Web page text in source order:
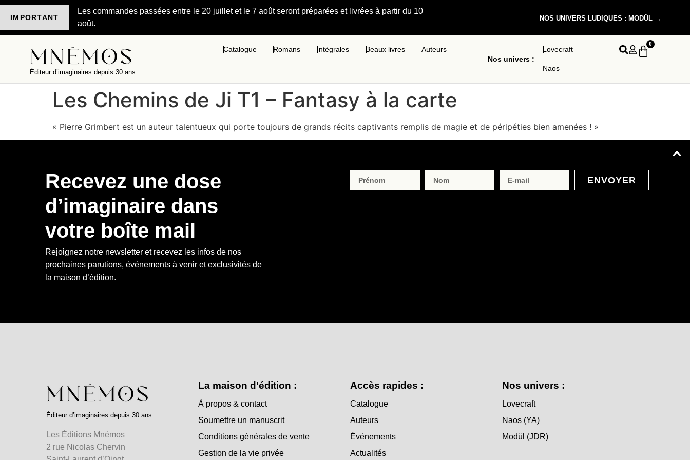
IMPORTANT
Les commandes passées entre le 20 juillet et le 7 août seront préparées et livrées à partir du 10
août.
NOS UNIVERS LUDIQUES : MODÜL →
Éditeur d’imaginaires depuis 30 ans
Catalogue Romans Intégrales Beaux livres
Auteurs
Nos univers :
Lovecraft
Naos
0
Les Chemins de Ji T1 – Fantasy à la carte
« Pierre Grimbert est un auteur talentueux qui porte toujours de grands récits captivants remplis de magie et de péripéties bien amenées ! »
Recevez une dose
d’imaginaire dans
votre boîte mail
Rejoignez notre newsletter et recevez les infos de nos
prochaines parutions, événements à venir et exclusivités de
la maison d’édition.
ENVOYER
Éditeur d’imaginaires depuis 30 ans
Les Éditions Mnémos
2 rue Nicolas Chervin
La maison d'édition :
À propos & contact
Soumettre un manuscrit
Conditions générales de vente
Gestion de la vie privée
Accès rapides :
Catalogue
Auteurs
Événements
Actualités
Nos univers :
Lovecraft
Naos (YA)
Modül (JDR)